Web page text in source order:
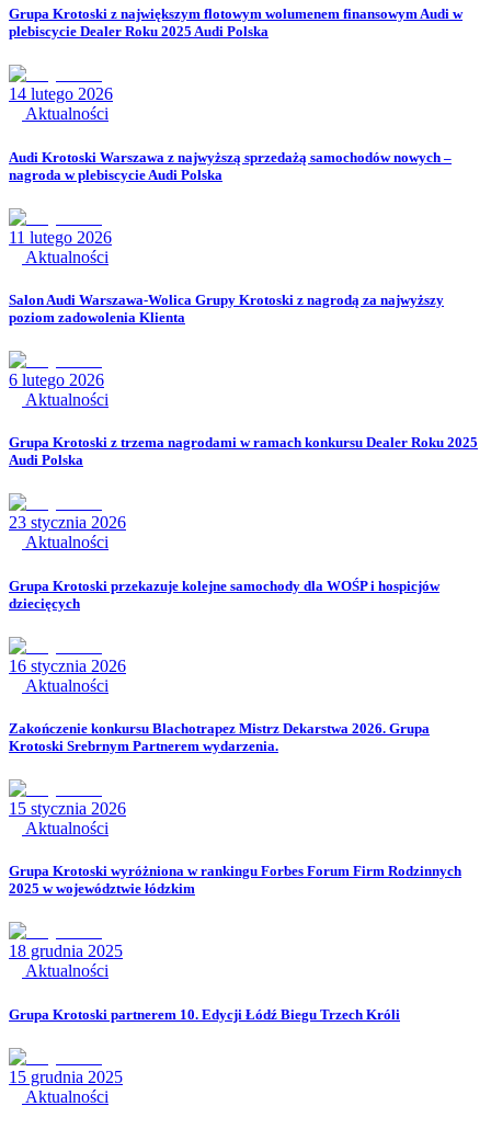
Grupa Krotoski z największym flotowym wolumenem finansowym Audi w
plebiscycie Dealer Roku 2025 Audi Polska
14 lutego 2026
Aktualności
Audi Krotoski Warszawa z najwyższą sprzedażą samochodów nowych –
nagroda w plebiscycie Audi Polska
11 lutego 2026
Aktualności
Salon Audi Warszawa-Wolica Grupy Krotoski z nagrodą za najwyższy
poziom zadowolenia Klienta
6 lutego 2026
Aktualności
Grupa Krotoski z trzema nagrodami w ramach konkursu Dealer Roku 2025
Audi Polska
23 stycznia 2026
Aktualności
Grupa Krotoski przekazuje kolejne samochody dla WOŚP i hospicjów
dziecięcych
16 stycznia 2026
Aktualności
Zakończenie konkursu Blachotrapez Mistrz Dekarstwa 2026. Grupa
Krotoski Srebrnym Partnerem wydarzenia.
15 stycznia 2026
Aktualności
Grupa Krotoski wyróżniona w rankingu Forbes Forum Firm Rodzinnych
2025 w województwie łódzkim
18 grudnia 2025
Aktualności
Grupa Krotoski partnerem 10. Edycji Łódź Biegu Trzech Króli
15 grudnia 2025
Aktualności